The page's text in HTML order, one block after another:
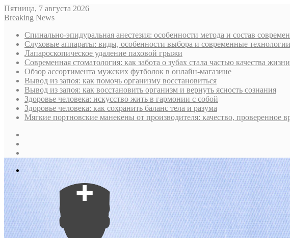
Пятница, 7 августа 2026
Breaking News
Спинально-эпидуральная анестезия: особенности метода и состав
Слуховые аппараты: виды, особенности выбора и современные технологии
Лапароскопическое удаление паховой грыжи
Современная стоматология: как забота о зубах стала частью качества жизни
Обзор ассортимента мужских футболок в онлайн-магазине
Вывод из запоя: как помочь организму восстановиться
Вывод из запоя: как восстановить организм и вернуть ясность сознания
Здоровье человека: искусство жить в гармонии с собой
Здоровье человека: как сохранить баланс тела и разума
Мягкие портновские манекены от производителя: качество, проверенное
In
Меню